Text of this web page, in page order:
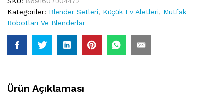
Kategoriler: Blender Setleri, Küçük Ev Aletleri, Mutfak
Robotları Ve Blenderlar
Ürün Açıklaması